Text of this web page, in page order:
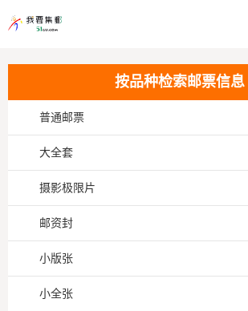
按品种检索邮票信息
普通邮票
大全套
摄影极限片
邮资封
小版张
小全张